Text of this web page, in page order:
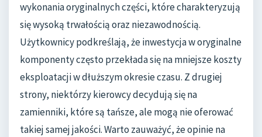
wykonania oryginalnych części, które charakteryzują
się wysoką trwałością oraz niezawodnością.
Użytkownicy podkreślają, że inwestycja w oryginalne
komponenty często przekłada się na mniejsze koszty
eksploatacji w dłuższym okresie czasu. Z drugiej
strony, niektórzy kierowcy decydują się na
zamienniki, które są tańsze, ale mogą nie oferować
takiej samej jakości. Warto zauważyć, że opinie na